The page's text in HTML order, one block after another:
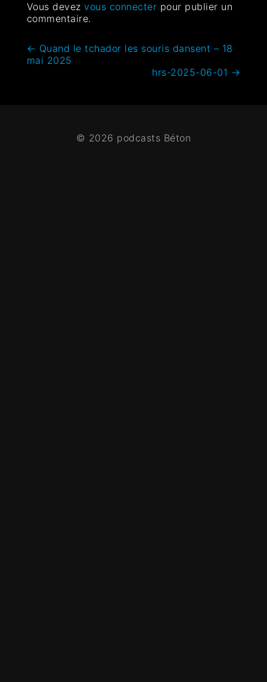
Vous devezvous connecter pour publier un
commentaire.
← Quand le tchador les souris dansent – 18
mai 2025
hrs-2025-06-01 →
© 2026 podcasts Béton